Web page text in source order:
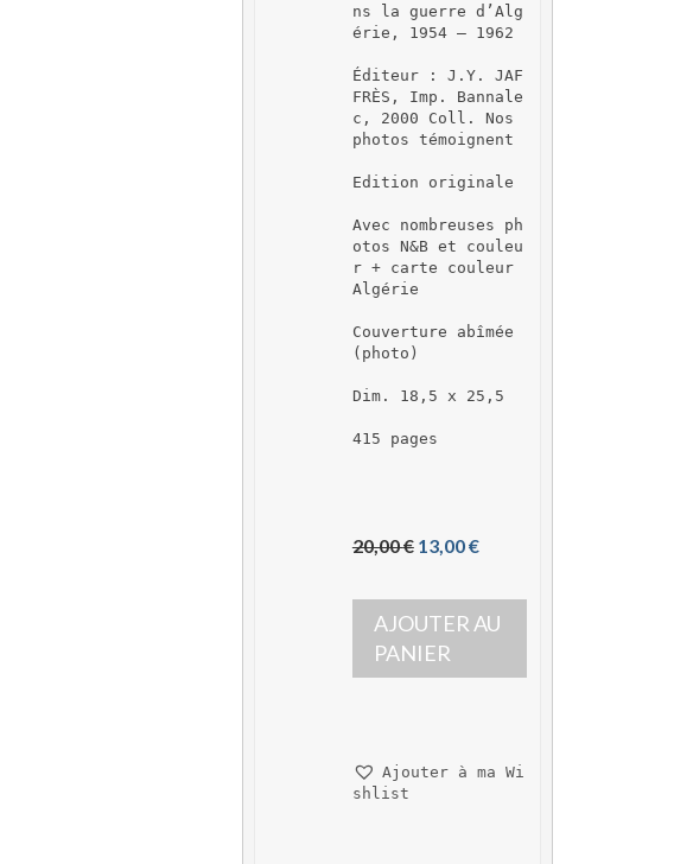
ns la guerre d’Alg
érie, 1954 – 1962
Éditeur : J.Y. JAF
FRÈS, Imp. Bannale
c, 2000 Coll. Nos
photos témoignent
Edition originale
Avec nombreuses ph
otos N&B et couleu
r + carte couleur
Algérie
Couverture abîmée
(photo)
Dim. 18,5 x 25,5
415 pages
20,00 € L
p
r
i
x
t
13,00 €L
p
r
x
u
AJOUTER AU
PANIER
Ajouter à ma Wi
shlist